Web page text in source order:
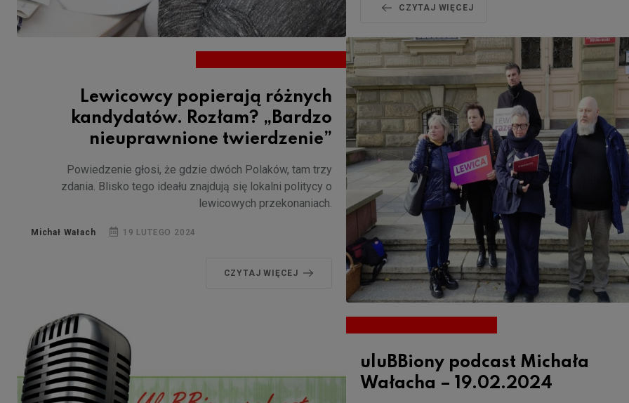
CZYTAJ WIĘCEJ
Lewicowcy popierają różnych
kandydatów. Rozłam? „Bardzo
nieuprawnione twierdzenie”
Powiedzenie głosi, że gdzie dwóch Polaków, tam trzy
zdania. Blisko tego ideału znajdują się lokalni politycy o
lewicowych przekonaniach.
Michał Wałach 19 LUTEGO 2024
CZYTAJ WIĘCEJ
uluBBiony podcast Michała
Wałacha – 19.02.2024